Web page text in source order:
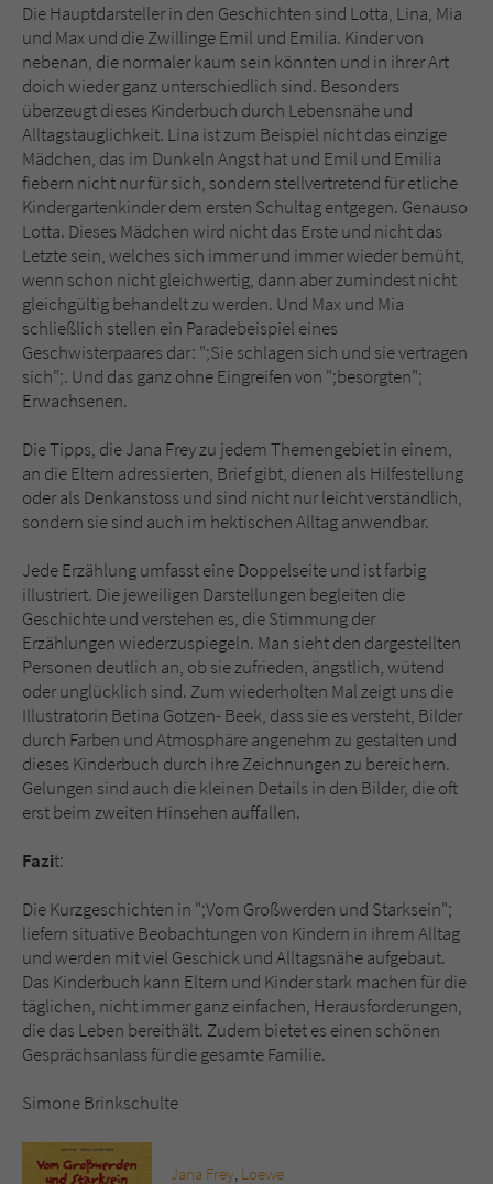
Die Hauptdarsteller in den Geschichten sind Lotta, Lina, Mia
und Max und die Zwillinge Emil und Emilia. Kinder von
nebenan, die normaler kaum sein könnten und in ihrer Art
doich wieder ganz unterschiedlich sind. Besonders
überzeugt dieses Kinderbuch durch Lebensnähe und
Alltagstauglichkeit. Lina ist zum Beispiel nicht das einzige
Mädchen, das im Dunkeln Angst hat und Emil und Emilia
fiebern nicht nur für sich, sondern stellvertretend für etliche
Kindergartenkinder dem ersten Schultag entgegen. Genauso
Lotta. Dieses Mädchen wird nicht das Erste und nicht das
Letzte sein, welches sich immer und immer wieder bemüht,
wenn schon nicht gleichwertig, dann aber zumindest nicht
gleichgültig behandelt zu werden. Und Max und Mia
schließlich stellen ein Paradebeispiel eines
Geschwisterpaares dar: ";Sie schlagen sich und sie vertragen
sich";. Und das ganz ohne Eingreifen von ";besorgten";
Erwachsenen.
Die Tipps, die Jana Frey zu jedem Themengebiet in einem,
an die Eltern adressierten, Brief gibt, dienen als Hilfestellung
oder als Denkanstoss und sind nicht nur leicht verständlich,
sondern sie sind auch im hektischen Alltag anwendbar.
Jede Erzählung umfasst eine Doppelseite und ist farbig
illustriert. Die jeweiligen Darstellungen begleiten die
Geschichte und verstehen es, die Stimmung der
Erzählungen wiederzuspiegeln. Man sieht den dargestellten
Personen deutlich an, ob sie zufrieden, ängstlich, wütend
oder unglücklich sind. Zum wiederholten Mal zeigt uns die
Illustratorin Betina Gotzen- Beek, dass sie es versteht, Bilder
durch Farben und Atmosphäre angenehm zu gestalten und
dieses Kinderbuch durch ihre Zeichnungen zu bereichern.
Gelungen sind auch die kleinen Details in den Bilder, die oft
erst beim zweiten Hinsehen auffallen.
Fazit:
Die Kurzgeschichten in ";Vom Großwerden und Starksein";
liefern situative Beobachtungen von Kindern in ihrem Alltag
und werden mit viel Geschick und Alltagsnähe aufgebaut.
Das Kinderbuch kann Eltern und Kinder stark machen für die
täglichen, nicht immer ganz einfachen, Herausforderungen,
die das Leben bereithält. Zudem bietet es einen schönen
Gesprächsanlass für die gesamte Familie.
Simone Brinkschulte
Jana Frey, Loewe